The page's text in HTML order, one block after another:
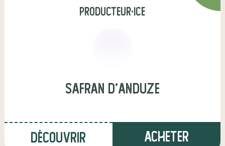
producteur·ice
Safran d'Anduze
Découvrir Acheter